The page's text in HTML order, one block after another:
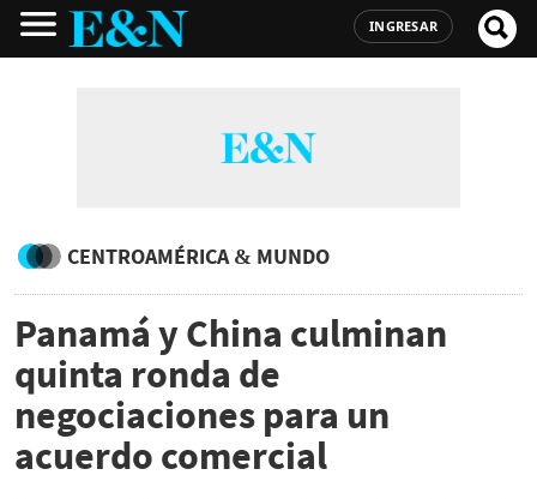
INGRESAR
CENTROAMÉRICA & MUNDO
Panamá y China culminan
quinta ronda de
negociaciones para un
acuerdo comercial